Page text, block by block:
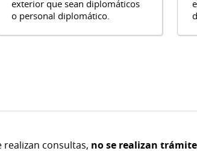
exterior que sean diplomáticos
o personal diplomático.
consultas, no se realizan